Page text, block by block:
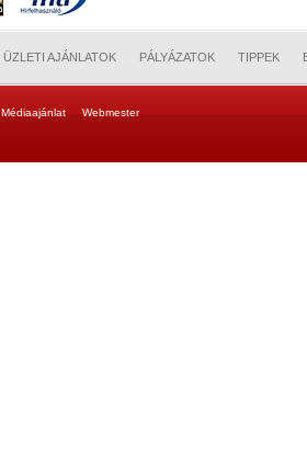
ÜZLETI AJÁNLATOK PÁLYÁZATOK TIPPEK
Médiaajánlat Webmester